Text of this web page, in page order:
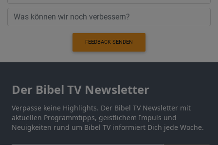
FEEDBACK SENDEN
Der Bibel TV Newsletter
Verpasse keine Highlights. Der Bibel TV Newsletter mit
aktuellen Programmtipps, geistlichem Impuls und
Neuigkeiten rund um Bibel TV informiert Dich jede Woche.